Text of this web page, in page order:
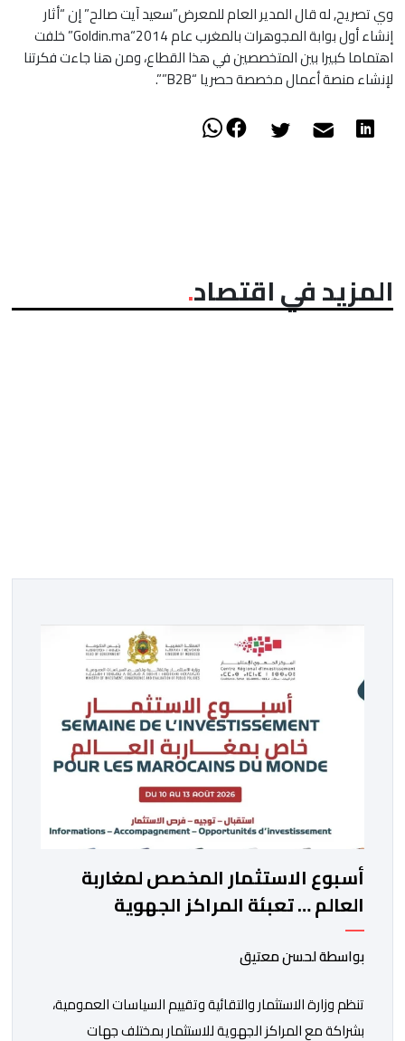
وي تصريح, له قال المدير العام للمعرض”سعيد آيت صالح” إن “أثار
إنشاء أول بوابة المجوهرات بالمغرب عام 2014
“Goldin.ma”
خلفت
اهتماما كبيرا بين المتخصصين في هذا القطاع، ومن هنا جاءت فكرتنا
لإنشاء منصة أعمال مخصصة حصريا“B2B””
.
المزيد في اقتصاد
أسبوع الاستثمار المخصص لمغاربة
العالم … تعبئة المراكز الجهوية
للاستثمار لمواكبة مشاريع مغاربة
العالم
بواسطة لحسن معتيق
تنظم وزارة الاستثمار والتقائية وتقييم السياسات العمومية،
بشراكة مع المراكز الجهوية للاستثمار بمختلف جهات